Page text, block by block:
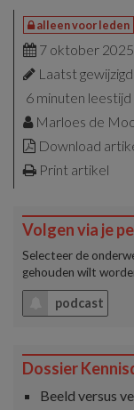
alleen voor leden
7 oktober
Laatst
6 minuten leestijd
Marloes de
Download
Print artikel
Volgen via je
Selecteer de
gehouden wilt
podcast
Dossier
Beeld versus